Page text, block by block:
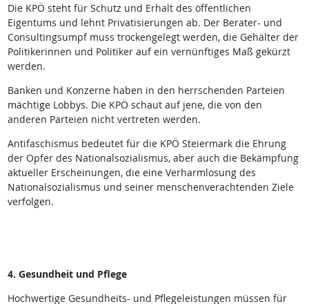
Die KPÖ steht für Schutz und Erhalt des öffentlichen
Eigentums und lehnt Privatisierungen ab. Der Berater- und
Consultingsumpf muss trockengelegt werden, die Gehälter der
Politikerinnen und Politiker auf ein vernünftiges Maß gekürzt
werden.
Banken und Konzerne haben in den herrschenden Parteien
mächtige Lobbys. Die KPÖ schaut auf jene, die von den
anderen Parteien nicht vertreten werden.
Antifaschismus bedeutet für die KPÖ Steiermark die Ehrung
der Opfer des Nationalsozialismus, aber auch die Bekämpfung
aktueller Erscheinungen, die eine Verharmlosung des
Nationalsozialismus und seiner menschenverachtenden Ziele
verfolgen.
4. Gesundheit und Pflege
Hochwertige Gesundheits- und Pflegeleistungen müssen für